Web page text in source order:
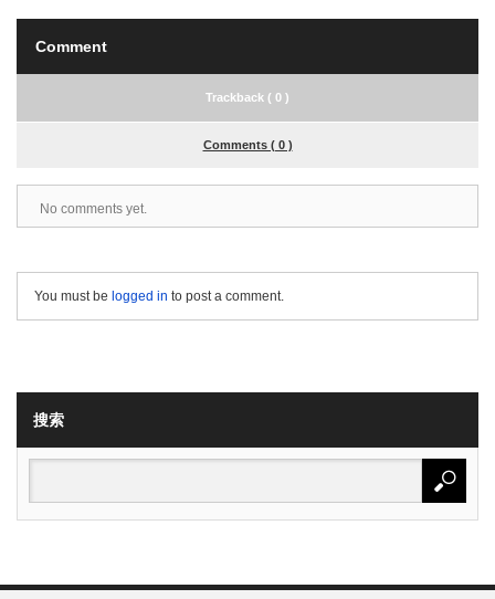
Comment
Trackback ( 0 )
Comments ( 0 )
No comments yet.
You must be logged in to post a comment.
搜索